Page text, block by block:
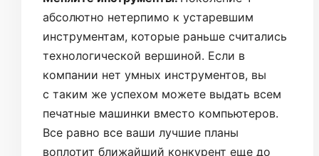
абсолютно нетерпимо к устаревшим
инструментам, которые раньше считались
технологической вершиной. Если в
компании нет умных инструментов, вы
с таким же успехом можете выдать всем
печатные машинки вместо компьютеров.
Все равно все ваши лучшие планы
воплотит ближайший конкурент еще до